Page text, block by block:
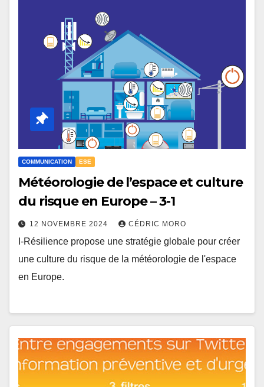
COMMUNICATION ESE
Météorologie de l’espace et culture
du risque en Europe – 3-1
12 NOVEMBRE 2024 CÉDRIC MORO
I-Résilience propose une stratégie globale pour créer
une culture du risque de la météorologie de l'espace
en Europe.